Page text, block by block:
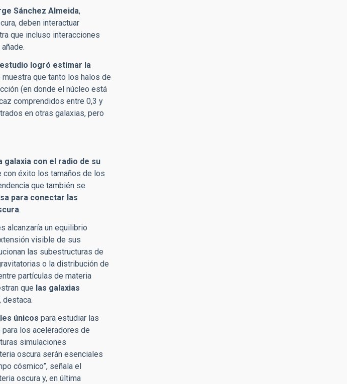
Sánchez Almeida,
deben interactuar
que incluso interacciones
logró estimar la
muestra que tanto los halos de
(en donde el núcleo está
comprendidos entre 0,3 y
en otras galaxias, pero
galaxia con el radio de su
con éxito los tamaños de los
que también se
para conectar las
.
alcanzaría un equilibrio
visible de sus
las subestructuras de
o la distribución de
partículas de materia
que las galaxias
destaca.
únicos para estudiar las
los aceleradores de
simulaciones
oscura serán esenciales
cósmico”, señala el
oscura y, en última